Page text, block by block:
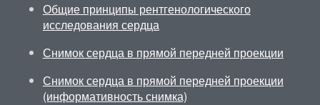
Общие принципы рентгенологического
исследования сердца
Снимок сердца в прямой передней проекции
Снимок сердца в прямой передней проекции
(информативность снимка)